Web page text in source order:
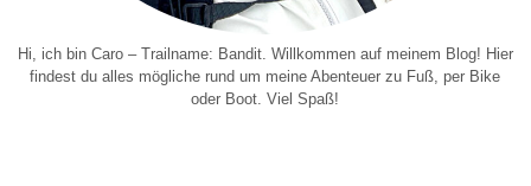
Hi, ich bin Caro – Trailname: Bandit. Willkommen auf meinem Blog! Hier
findest du alles mögliche rund um meine Abenteuer zu Fuß, per Bike
oder Boot. Viel Spaß!